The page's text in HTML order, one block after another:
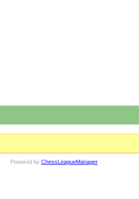
Powered by ChessLeagueManager